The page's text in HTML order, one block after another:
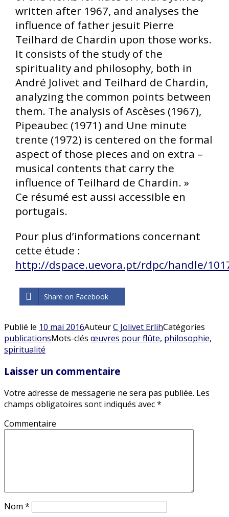
written after 1967, and analyses the
influence of father jesuit Pierre
Teilhard de Chardin upon those works.
It consists of the study of the
spirituality and philosophy, both in
André Jolivet and Teilhard de Chardin,
analyzing the common points between
them. The analysis of Ascèses (1967),
Pipeaubec (1971) and Une minute
trente (1972) is centered on the formal
aspect of those pieces and on extra –
musical contents that carry the
influence of Teilhard de Chardin. »
Ce résumé est aussi accessible en
portugais.
Pour plus d’informations concernant
cette étude :
http://dspace.uevora.pt/rdpc/handle/
Share on Facebook
Publié le 10 mai 2016AuteurC Jolivet ErlihCatégories
publicationsMots-clés œuvres pour flûte, philosophie,
spiritualité
Laisser un commentaire
Votre adresse de messagerie ne sera pas publiée. Les
champs obligatoires sont indiqués avec*
Commentaire
Nom *